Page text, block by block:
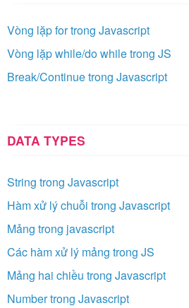
Vòng lặp for trong Javascript
Vòng lặp while/do while trong JS
Break/Continue trong Javascript
DATA TYPES
String trong Javascript
Hàm xử lý chuỗi trong Javascript
Mảng trong javascript
Các hàm xử lý mảng trong JS
Mảng hai chiều trong Javascript
Number trong Javascript